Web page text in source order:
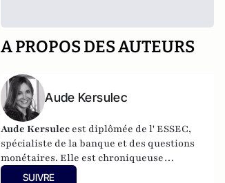
A PROPOS DES AUTEURS
Aude Kersulec
Aude Kersulec est diplômée de l' ESSEC,
spécialiste de la banque et des questions
monétaires. Elle est chroniqueuse
économique sur BFMTV Business.
SUIVRE